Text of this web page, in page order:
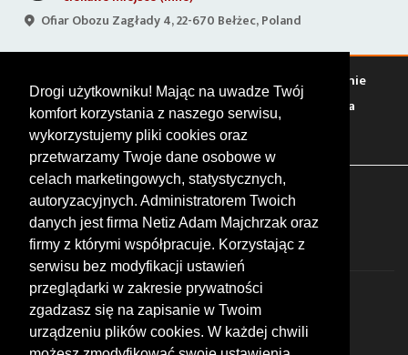
Drogi użytkowniku! Mając na uwadze Twój
komfort korzystania z naszego serwisu,
wykorzystujemy pliki cookies oraz
przetwarzamy Twoje dane osobowe w
celach marketingowych, statystycznych,
autoryzacyjnych. Administratorem Twoich
danych jest firma Netiz Adam Majchrzak oraz
firmy z którymi współpracuje. Korzystając z
serwisu bez modyfikacji ustawień
przeglądarki w zakresie prywatności
zgadzasz się na zapisanie w Twoim
urządzeniu plików cookies. W każdej chwili
Ofiar Obozu Zagłady 4, 22-670 Bełżec, Poland
Warto zobaczyć Serwisy Stacje paliw
Jedzenie
Bary Zakwaterowanie Tory Zloty Rajdy
Spotkania
Targi Giełdy Szkolenia
FOLLOW US